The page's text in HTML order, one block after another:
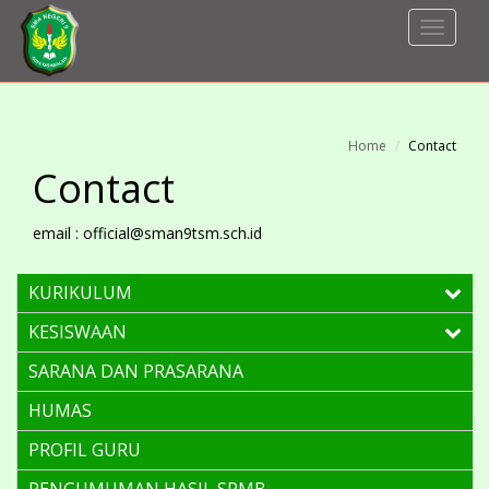
Toggle
Home Contact
Contact
email : official@sman9tsm.sch.id
KURIKULUM
KESISWAAN
SARANA DAN PRASARANA
HUMAS
PROFIL GURU